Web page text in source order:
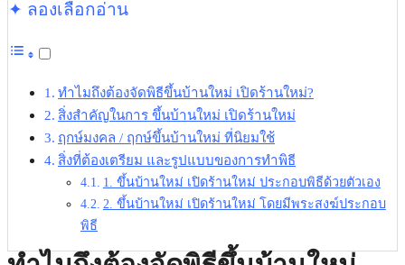
✦ ลองเลือกอ่าน
ทำไมถึงต้องจัดพิธีขึ้นบ้านใหม่ เปิดร้านใหม่?
สิ่งสำคัญในการ ขึ้นบ้านใหม่ เปิดร้านใหม่
ฤกษ์มงคล / ฤกษ์ขึ้นบ้านใหม่ ที่นิยมใช้
สิ่งที่ต้องเตรียม และรูปแบบของการทำพิธี
1. ขึ้นบ้านใหม่ เปิดร้านใหม่ ประกอบพิธีด้วยตัวเอง
2. ขึ้นบ้านใหม่ เปิดร้านใหม่ โดยมีพระสงฆ์ประกอบ
พิธี